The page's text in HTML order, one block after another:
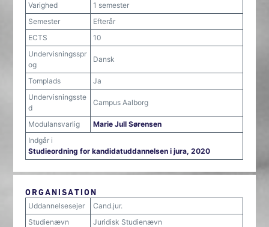
Varighed
1 semester
Semester
Efterår
ECTS
10
Undervisningsspr
og
Dansk
Tomplads
Ja
Undervisningsste
d
Campus Aalborg
Modulansvarlig
Marie Jull Sørensen
Indgår i
Studieordning for kandidatuddannelsen i jura, 2020
ORGANISATION
Uddannelsesejer
Cand.jur.
Studienævn
Juridisk Studienævn